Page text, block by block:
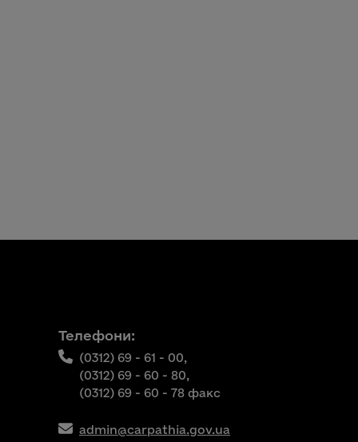
Телефони:
(0312) 69 - 61 - 00,
(0312) 69 - 60 - 80,
(0312) 69 - 60 - 78 факс
admin@carpathia.gov.ua